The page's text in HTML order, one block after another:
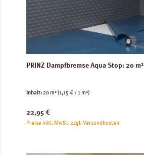
PRINZ Dampfbremse Aqua Stop: 20 m²
Inhalt:20 m²(1,15 € / 1 m²)
Regulärer Preis:
22,95 €
Preise inkl. MwSt. zzgl. Versandkosten